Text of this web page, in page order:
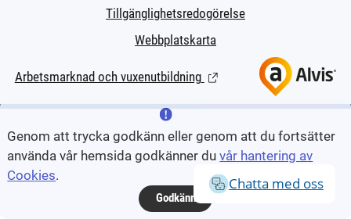
Chatta med oss
Tillgänglighetsredogörelse
Webbplatskarta
Arbetsmarknad och vuxenutbildning (Länk till extern sida.)
Genom att trycka godkänn eller genom att du fortsätter
använda vår hemsida godkänner duvår hantering av
Cookies.
Godkänn